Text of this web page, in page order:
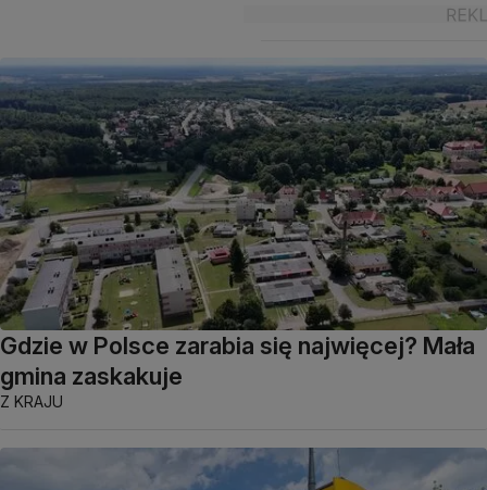
Gdzie w Polsce zarabia się najwięcej? Mała
gmina zaskakuje
Z KRAJU